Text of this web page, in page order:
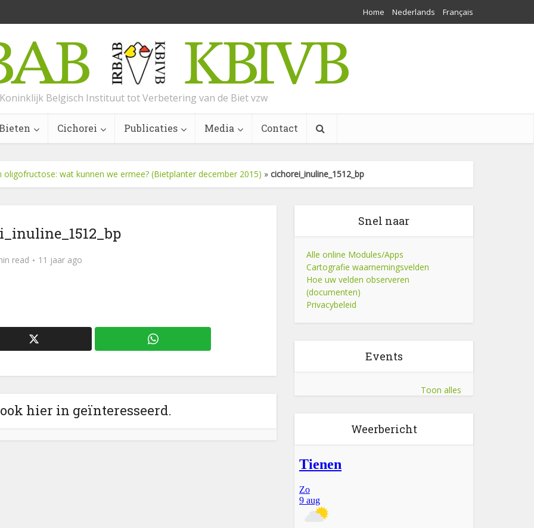
Home Nederlands Français
Koninklijk Belgisch Instituut tot Verbetering van de Biet vzw
Cichorei Publicaties Media Contact
wat kunnen we ermee? (Bietplanter december 2015) » cichorei_inuline_1512_bp
read 11 jaar ago
hier in geïnteresseerd.
Snel naar
Alle online Modules/Apps
Cartografie waarnemingsvelden
Hoe uw velden observeren
(documenten)
Privacybeleid
Events
Toon alles
Weerbericht